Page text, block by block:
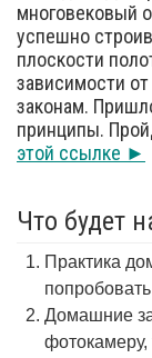
многовековый
успешно
плоскости
зависимости
законам.
принципы.
этой ссылке ►
Что будет
Практика
Домашние
фотокамеру,